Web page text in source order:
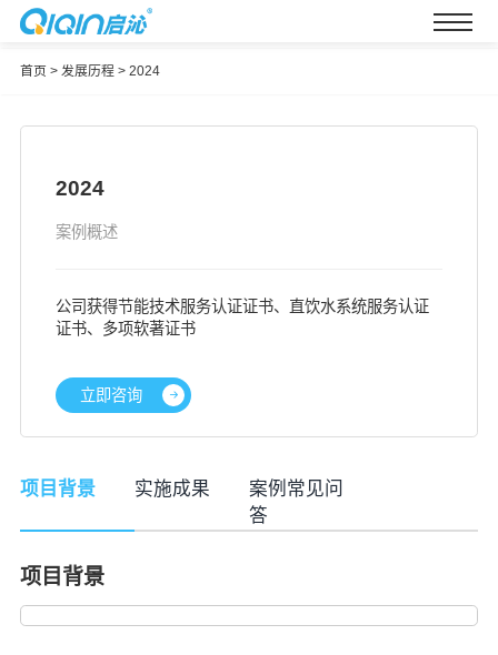
首页 > 发展历程> 2024
2024
案例概述
公司获得节能技术服务认证证书、直饮水系统服务认证
证书、多项软著证书
立即咨询
项目背景 实施成果
案例常见问
答
项目背景